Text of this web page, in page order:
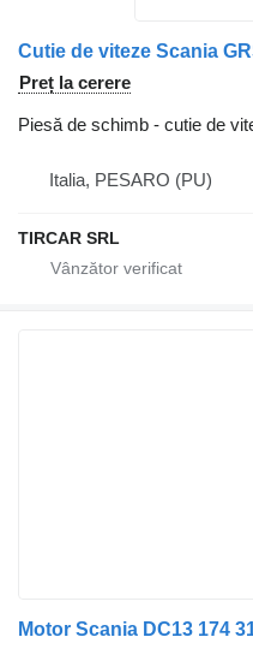
Preț la cerere
Piesă de schimb - cutie de
Italia, PESARO (PU)
TIRCAR SRL